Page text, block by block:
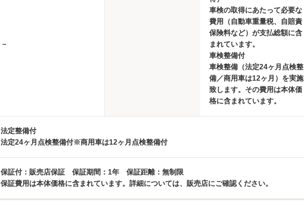
－
車検の取得にあたって必要な
費用（自動車重量税、自賠責
保険料など）が支払総額に含
まれています。
車検整備付
車検整備（法定24ヶ月点検整
備／商用車は12ヶ月）を実施
致します。その費用は本体価
格に含まれています。
法定整備付
法定24ヶ月点検整備付※商用車は12ヶ月点検整備付
保証付：販売店保証 保証期間：1年 保証距離：無制限
保証費用は本体価格に含まれています。詳細については、販売店にご確認ください。